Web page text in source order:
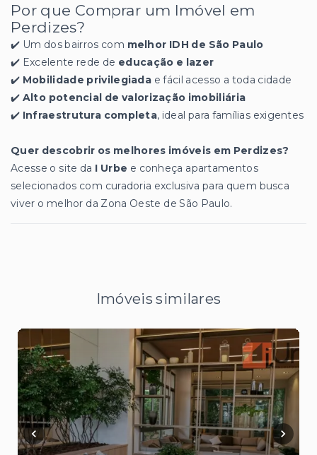
Por que Comprar um Imóvel em
Perdizes?
✔️ Um dos bairros com melhor IDH de São Paulo
✔️ Excelente rede de educação e lazer
✔️ Mobilidade privilegiada e fácil acesso a toda cidade
✔️ Alto potencial de valorização imobiliária
✔️ Infraestrutura completa, ideal para famílias exigentes
Quer descobrir os melhores imóveis em Perdizes?
Acesse o site da I Urbe e conheça apartamentos
selecionados com curadoria exclusiva para quem busca
viver o melhor da Zona Oeste de São Paulo.
Imóveis similares